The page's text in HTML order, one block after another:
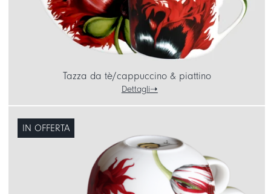
Tazza da tè/cappuccino & piattino
Dettagli
IN OFFERTA